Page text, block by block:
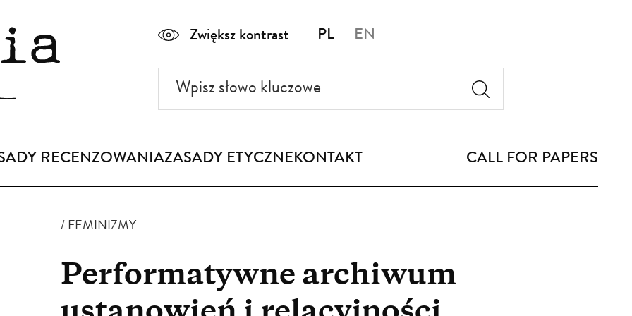
Zwiększ kontrast PL EN
słowo
kluczowe
RECENZOWANIAZASADY ETYCZNEKONTAKT CALL FOR PAPERS
FEMINIZMY
Performatywne archiwum